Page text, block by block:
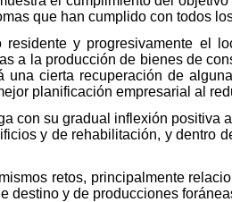
que han cumplido con todos
y progresivamente el
a la producción de bienes de
una cierta recuperación de
planificación empresarial al
con su gradual inflexión positiva
y de rehabilitación, y dentro
retos, principalmente
destino y de producciones